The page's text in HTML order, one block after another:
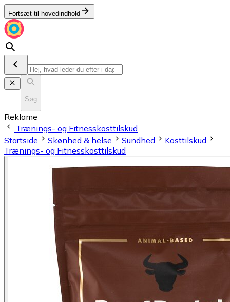
Fortsæt til hovedindhold
Søg
Reklame
Trænings- og Fitnesskosttilskud
Startside
Skønhed & helse Sundhed
Kosttilskud
Trænings- og Fitnesskosttilskud